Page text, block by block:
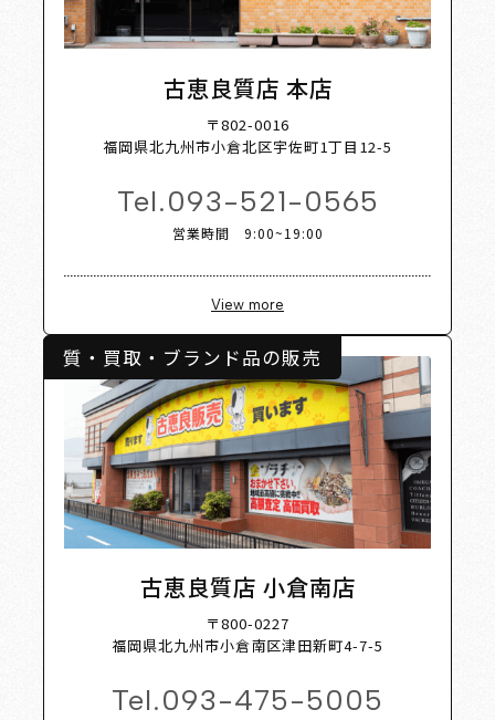
古恵良質店 本店
〒802-0016
福岡県北九州市小倉北区宇佐町1丁目12-5
Tel.093-521-0565
営業時間 9:00~19:00
View more
質・買取・ブランド品の販売
古恵良質店 小倉南店
〒800-0227
福岡県北九州市小倉南区津田新町4-7-5
Tel.093-475-5005